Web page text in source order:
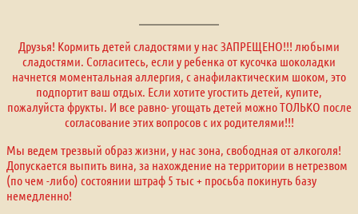
Друзья! Кормить детей сладостями у нас ЗАПРЕЩЕНО!!! любыми
сладостями. Согласитесь, если у ребенка от кусочка шоколадки
начнется моментальная аллергия, с анафилактическим шоком, это
подпортит ваш отдых. Если хотите угостить детей, купите,
пожалуйста фрукты. И все равно- угощать детей можно ТОЛЬКО после
согласование этих вопросов с их родителями!!!
Мы ведем трезвый образ жизни, у нас зона, свободная от алкоголя!
Допускается выпить вина, за нахождение на территории в нетрезвом
(по чем -либо) состоянии штраф 5 тыс + просьба покинуть базу
немедленно!